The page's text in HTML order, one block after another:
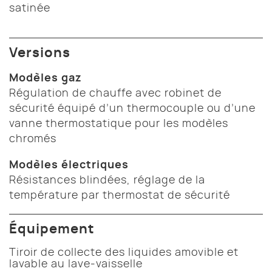
satinée
Versions
Modèles gaz
Régulation de chauffe avec robinet de
sécurité équipé d’un thermocouple ou d’une
vanne thermostatique pour les modèles
chromés
Modèles électriques
Résistances blindées, réglage de la
température par thermostat de sécurité
Équipement
Tiroir de collecte des liquides amovible et
lavable au lave-vaisselle